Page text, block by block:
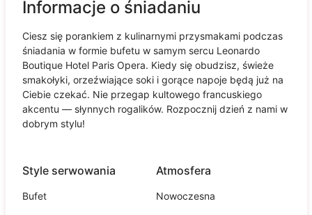
Informacje o śniadaniu
Ciesz się porankiem z kulinarnymi przysmakami podczas
śniadania w formie bufetu w samym sercu Leonardo
Boutique Hotel Paris Opera. Kiedy się obudzisz, świeże
smakołyki, orzeźwiające soki i gorące napoje będą już na
Ciebie czekać. Nie przegap kultowego francuskiego
akcentu — słynnych rogalików. Rozpocznij dzień z nami w
dobrym stylu!
Style serwowania
Bufet
Atmosfera
Nowoczesna